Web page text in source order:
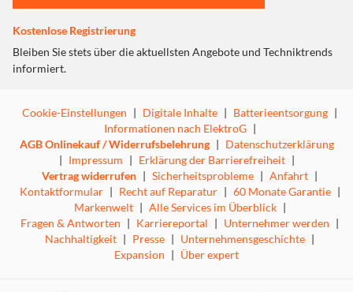
• Für Stereolautsprecher Kabel mit zwei 2,5-mm-Adern
• Länge 20 Meter
Kostenlose Registrierung
Bleiben Sie stets über die aktuellsten Angebote und Techniktrends
informiert.
Cookie-Einstellungen | Digitale Inhalte | Batterieentsorgung |
Informationen nach ElektroG |
AGB Onlinekauf / Widerrufsbelehrung | Datenschutzerklärung
| Impressum | Erklärung der Barrierefreiheit |
Vertrag widerrufen | Sicherheitsprobleme | Anfahrt |
Kontaktformular | Recht auf Reparatur | 60 Monate Garantie |
Markenwelt | Alle Services im Überblick |
Fragen & Antworten | Karriereportal | Unternehmer werden |
Nachhaltigkeit | Presse | Unternehmensgeschichte |
Expansion | Über expert